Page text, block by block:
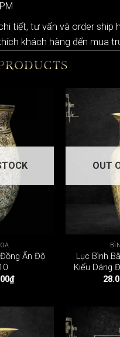
tiết, tư vấn và order ship
khách hàng đến mua
Ấn Độ
₫
OUT
Lục Bình
Kiểu Dáng